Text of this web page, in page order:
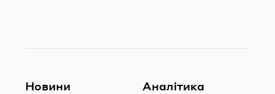
Новини
Аналітика